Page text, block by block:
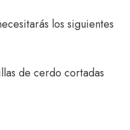
los siguientes
de cerdo cortadas